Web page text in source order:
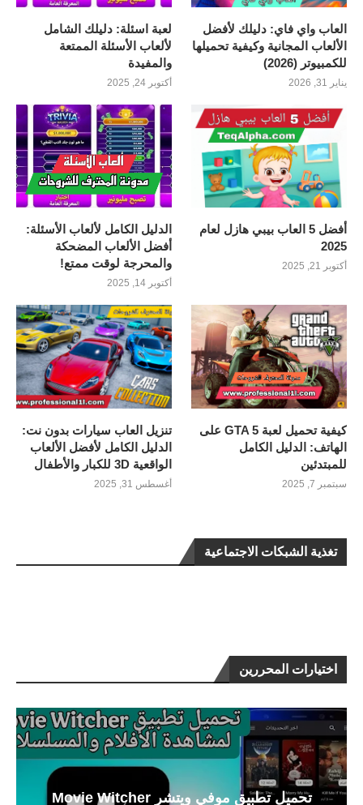
العاب واي فاي: دليلك لأفضل
الألعاب المجانية وكيفية تحميلها
للكمبيوتر (2026)
يناير 31, 2026
لعبة اسئلة: دليلك الشامل
لألعاب الأسئلة الممتعة
والمفيدة
أكتوبر 24, 2025
أفضل 5 العاب بيبي هازل لعام
2025
أكتوبر 21, 2025
الدليل الكامل لألعاب الأسئلة:
أفضل الألعاب المضحكة
والمحرجة لوقت ممتع!
أكتوبر 14, 2025
كيفية تحميل لعبة GTA 5 على
الهاتف: الدليل الكامل
للمبتدئين
سبتمبر 7, 2025
تنزيل العاب سيارات بدون نت:
الدليل الكامل لأفضل الألعاب
الواقعية 3D للكبار والأطفال
أغسطس 31, 2025
تغذية الشبكات الاجتماعية
اختيارات المحررين
تحميل تطبيق موفي ويتشر Movie Witcher